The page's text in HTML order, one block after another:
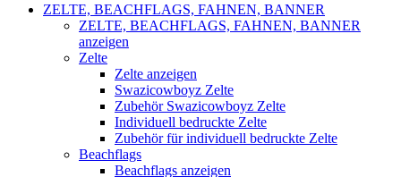
ZELTE, BEACHFLAGS, FAHNEN, BANNER
ZELTE, BEACHFLAGS, FAHNEN, BANNER
anzeigen
Zelte
Zelte anzeigen
Swazicowboyz Zelte
Zubehör Swazicowboyz Zelte
Individuell bedruckte Zelte
Zubehör für individuell bedruckte Zelte
Beachflags
Beachflags anzeigen